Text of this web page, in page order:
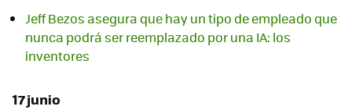
Jeff Bezos asegura que hay un tipo de empleado que
nunca podrá ser reemplazado por una IA: los
inventores
17 junio